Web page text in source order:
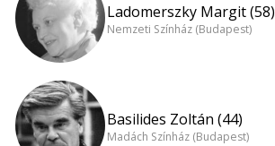
Ladomerszky Margit (58)
Nemzeti Színház (Budapest)
Basilides Zoltán (44)
Madách Színház (Budapest)